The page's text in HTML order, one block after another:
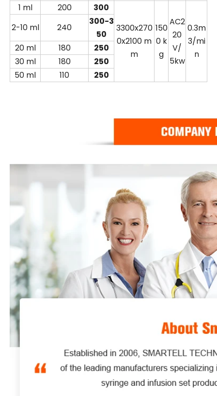
1 ml
200
300
3300x270
0x2100 m
m
150
0 k
g
AC2
20
V/
5kw
0.3m
3/mi
n
2-10 ml 240
300-3
50
20 ml
180
250
30 ml
180
250
50 ml
110 250